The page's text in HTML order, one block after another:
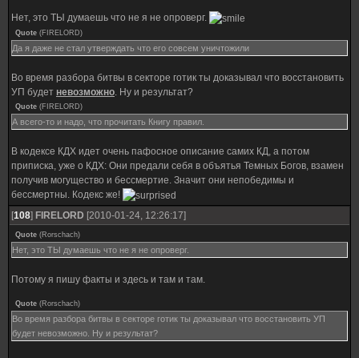
Нет, это ТЫ думаешь что не я не опроверг.
Quote (FIRELORD)
Да я даже не стал утверждать что его совсем уничтожили
Во время разбора битвы в секторе готик ты доказывал что восстановить
УП будет невозможно. Ну и результат?
Quote (FIRELORD)
А всего-то и надо, что прочитать Книгу правил.
В кодексе КДХ идет очень пафосное описание самих КД, а потом
приписка, уже о КДХ: Они предали себя в объятья Темных Богов, взамен
получив могущество и бессмертие. Значит они непобедимы и
бессмертны. Кодекс же!
[108] FIRELORD [2010-01-24, 12:26:17]
Quote (Rorschach)
Нет, это ТЫ думаешь что не я не опроверг.
Потому я пишу факты и здесь и там и там.
Quote (Rorschach)
Во время разбора битвы в секторе готик ты доказывал что восстановить УП
будет невозможно. Ну и результат?